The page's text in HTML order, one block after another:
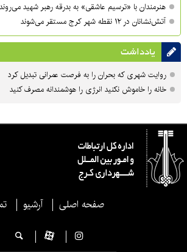
هنرمندان با «ترسیم عاشقی» به بدرقه رهبر شهید می‌روند
آتش‌نشانان در ۱۲ نقطه شهر کرج مستقر می‌شوند
یادداشت
روایت شهری که بحران را به فرصت عمرانی تبدیل کرد
خانه را خاموش نکنید انرژی را هوشمندانه مصرف کنید
صفحه اصلی آرشیو